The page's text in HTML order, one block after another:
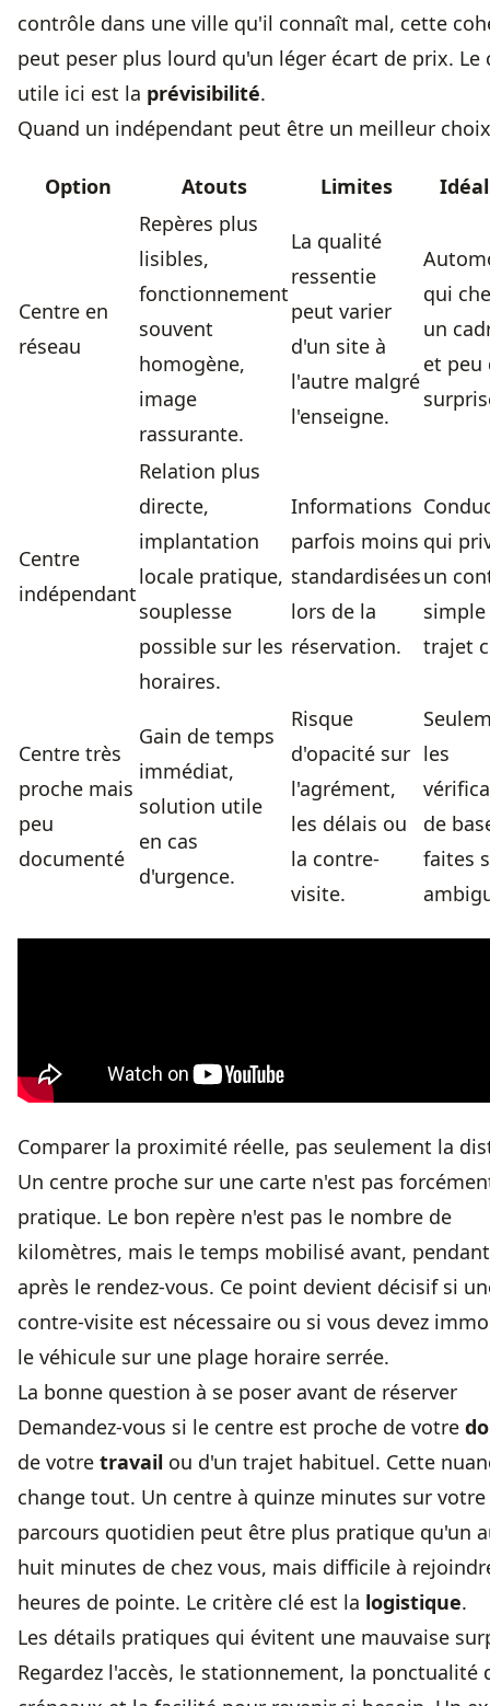
contrôle dans une ville qu'il connaît mal, cette
peut peser plus lourd qu'un léger écart de prix. Le
utile ici est la prévisibilité.
Quand un indépendant peut être un meilleur choix
Option Atouts Limites
Centre en
réseau
Repères plus
lisibles,
fonctionnement
souvent
homogène,
image
rassurante.
La qualité
ressentie
peut varier
d'un site à
l'autre malgré
l'enseigne.
qui
un
et peu
Centre
indépendant
Relation plus
directe,
implantation
locale pratique,
souplesse
possible sur les
horaires.
Informations
parfois moins
standardisées
lors de la
réservation.
qui
un
trajet
Centre très
proche mais
peu
documenté
Gain de temps
immédiat,
solution utile
en cas
d'urgence.
Risque
d'opacité sur
l'agrément,
les délais ou
la contre-
visite.
les
de
faites
Comparer la proximité réelle, pas seulement la
Un centre proche sur une carte n'est pas
pratique. Le bon repère n'est pas le nombre de
kilomètres, mais le temps mobilisé avant,
après le rendez-vous. Ce point devient décisif si
contre-visite est nécessaire ou si vous devez
le véhicule sur une plage horaire serrée.
La bonne question à se poser avant de réserver
Demandez-vous si le centre est proche de votre
de votre travail ou d'un trajet habituel. Cette
change tout. Un centre à quinze minutes sur votre
parcours quotidien peut être plus pratique qu'un
huit minutes de chez vous, mais difficile à
heures de pointe. Le critère clé est la logistique.
Les détails pratiques qui évitent une mauvaise
Regardez l'accès, le stationnement, la ponctualité